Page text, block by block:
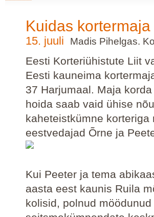
Kuidas
15. juuli Madis Pihelgas.
Eesti Korteriühistute Liit
Eesti kauneima
37 Harjumaal. Maja
hoida saab vaid ühise
kaheteistkümne korteriga
eestvedajad Õrne ja
Kui Peeter ja tema
aasta eest kaunis Ruila
kolisid, polnud